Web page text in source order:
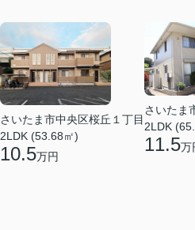
さいたま市中央区桜丘１丁目
2LDK (53.68㎡)
10.5万円
さいたま
2LDK
11.5万